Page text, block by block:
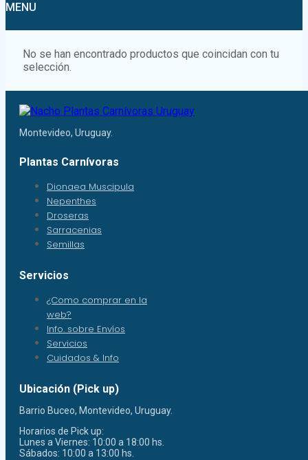
MENU
No se han encontrado productos que coincidan con tu
selección.
Montevideo, Uruguay.
Plantas Carnívoras
Dionaea Muscipula
Nepenthes
Droseras
Sarracenias
Semillas
Servicios
¿Como comprar en la
web?
Info. sobre Envíos
Servicios
Cuidados & Info
Ubicación (Pick up)
Barrio Buceo, Montevideo, Uruguay.
Horarios de Pick up:
Lunes a Viernes: 10:00 a 18:00 hs.
Sábados: 10:00 a 13:00 hs.